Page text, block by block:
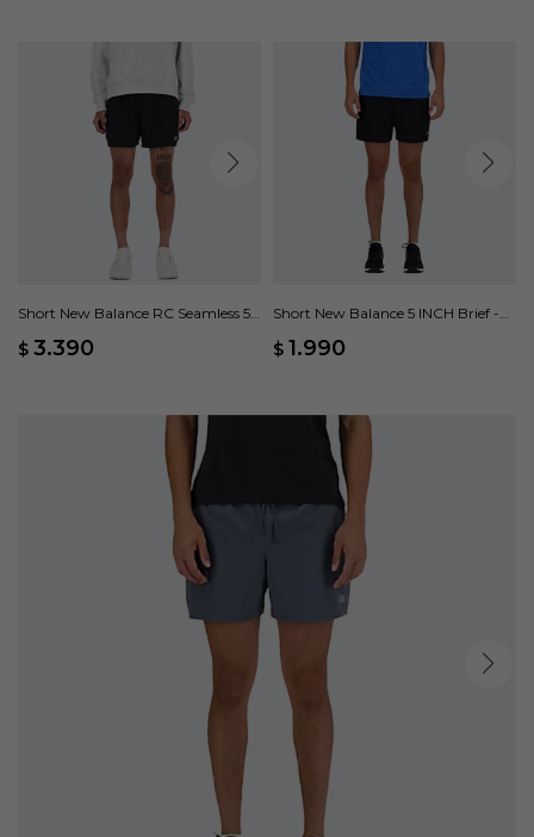
Short New Balance RC Seamless 5
$ 3.390
Short New Balance 5 INCH Brief -
$ 1.990